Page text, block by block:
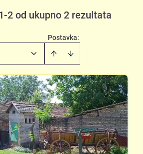
2 od ukupno 2 rezultata
Postavka: